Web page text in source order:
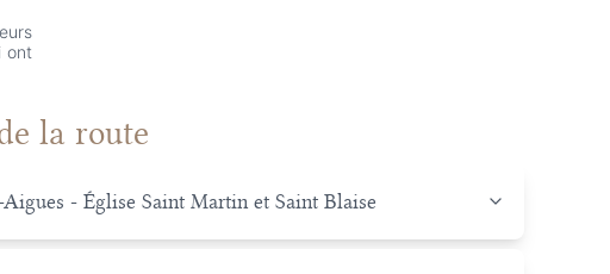
ont
la route
Aigues - Église Saint Martin et Saint Blaise